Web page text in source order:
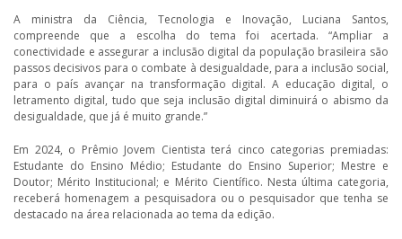
A ministra da Ciência, Tecnologia e Inovação, Luciana Santos,
compreende que a escolha do tema foi acertada. “Ampliar a
conectividade e assegurar a inclusão digital da população brasileira são
passos decisivos para o combate à desigualdade, para a inclusão social,
para o país avançar na transformação digital. A educação digital, o
letramento digital, tudo que seja inclusão digital diminuirá o abismo da
desigualdade, que já é muito grande.”
Em 2024, o Prêmio Jovem Cientista terá cinco categorias premiadas:
Estudante do Ensino Médio; Estudante do Ensino Superior; Mestre e
Doutor; Mérito Institucional; e Mérito Científico. Nesta última categoria,
receberá homenagem a pesquisadora ou o pesquisador que tenha se
destacado na área relacionada ao tema da edição.